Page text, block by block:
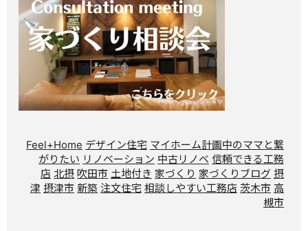
Feel+Home デザイン住宅 マイホーム計画中のママと繋
がりたい リノベーション 中古リノベ 信頼できる工務
店 北摂 吹田市 土地付き 家づくり 家づくりブログ 摂
津 摂津市 新築 注文住宅 相談しやすい工務店 茨木市 高
槻市